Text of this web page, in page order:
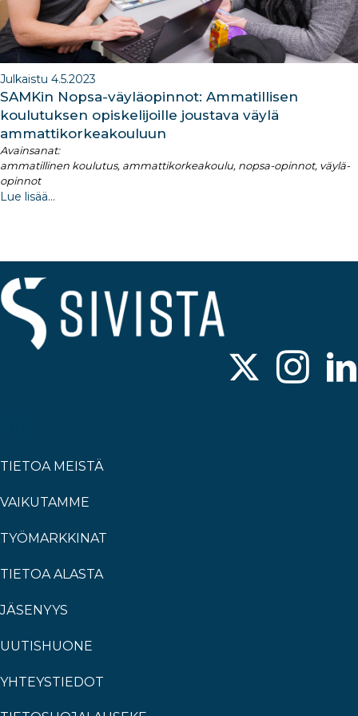
Julkaistu 4.5.2023
SAMKin Nopsa-väyläopinnot: Ammatillisen
koulutuksen opiskelijoille joustava väylä
ammattikorkeakouluun
Avainsanat:
ammatillinen koulutus, ammattikorkeakoulu, nopsa-opinnot, väylä-
opinnot
Lue lisää...
TIETOA MEISTÄ
VAIKUTAMME
TYÖMARKKINAT
TIETOA ALASTA
JÄSENYYS
UUTISHUONE
YHTEYSTIEDOT